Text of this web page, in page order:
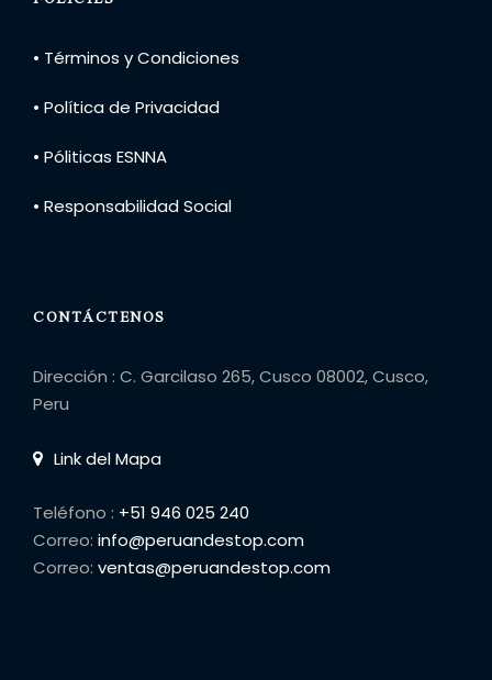
• Términos y Condiciones
• Política de Privacidad
• Póliticas ESNNA
• Responsabilidad Social
CONTÁCTENOS
Dirección : C. Garcilaso 265, Cusco 08002, Cusco,
Peru
Link del Mapa
Teléfono : +51 946 025 240
Correo: info@peruandestop.com
Correo: ventas@peruandestop.com